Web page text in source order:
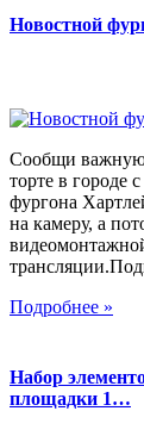
Новостной
Сообщи важную
торте в городе
фургона
на камеру, а
Подробнее »
Набор
площадки 1…